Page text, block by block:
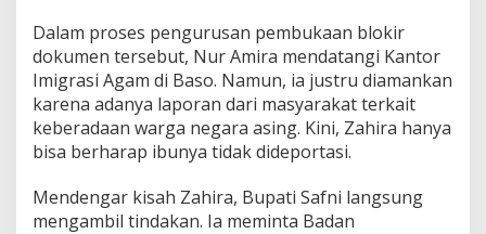
Dalam proses pengurusan pembukaan blokir
dokumen tersebut, Nur Amira mendatangi Kantor
Imigrasi Agam di Baso. Namun, ia justru diamankan
karena adanya laporan dari masyarakat terkait
keberadaan warga negara asing. Kini, Zahira hanya
bisa berharap ibunya tidak dideportasi.
Mendengar kisah Zahira, Bupati Safni langsung
mengambil tindakan. Ia meminta Badan